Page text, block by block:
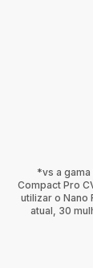
*vs a
Compact Pro
utilizar o
atual, 30